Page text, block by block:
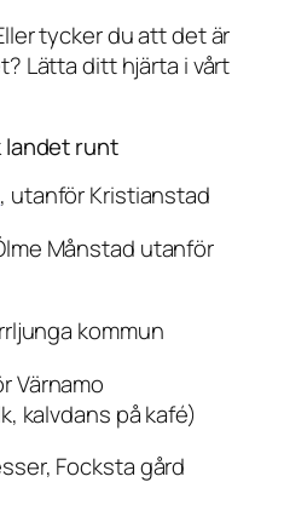
tycker du att det är
Lätta ditt hjärta i vårt
landet runt
, utanför Kristianstad
Månstad utanför
kommun
Värnamo
kalvdans på kafé)
Focksta gård